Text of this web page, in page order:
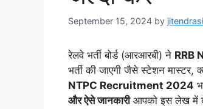
September 15, 2024 by
रेलवे भर्ती बोर्ड (आरआरबी) ने RRB
भर्ती की जाएगी जैसे स्टेशन मास्टर,
NTPC Recruitment 2024
और ऐसे जानकारीआपको इस लेख में